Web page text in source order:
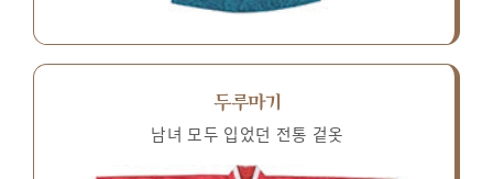
두루마기
남녀 모두 입었던 전통 겉옷